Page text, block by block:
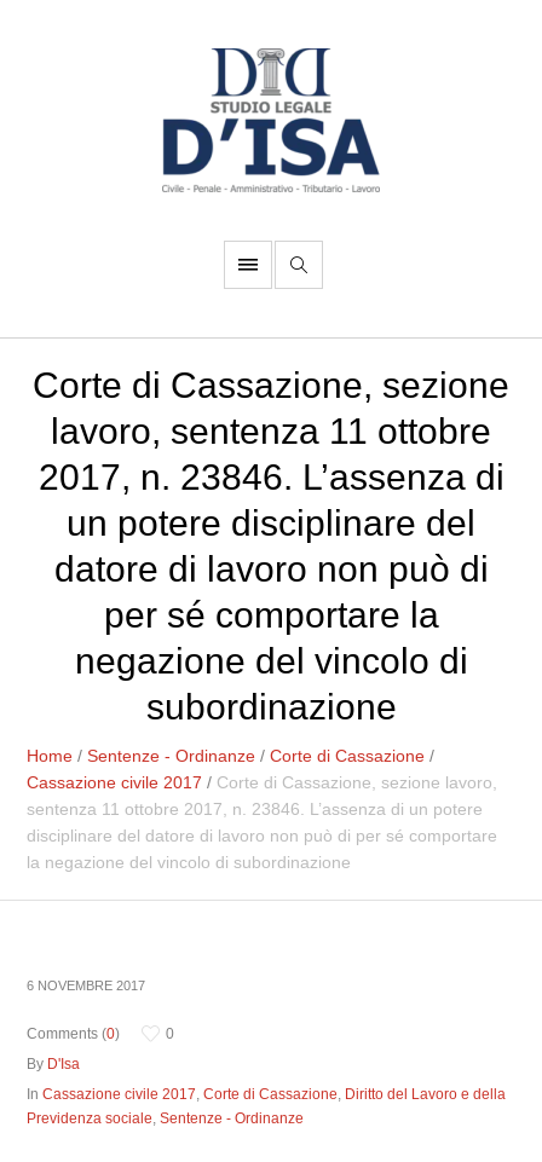
Corte di Cassazione, sezione
lavoro, sentenza 11 ottobre
2017, n. 23846. L’assenza di
un potere disciplinare del
datore di lavoro non può di
per sé comportare la
negazione del vincolo di
subordinazione
Home /Sentenze - Ordinanze /Corte di Cassazione /
Cassazione civile 2017 / Corte di Cassazione, sezione lavoro,
sentenza 11 ottobre 2017, n. 23846. L’assenza di un potere
disciplinare del datore di lavoro non può di per sé comportare
la negazione del vincolo di subordinazione
6 NOVEMBRE 2017
Comments (0)
0
By D'Isa
InCassazione civile 2017,Corte di Cassazione, Diritto del Lavoro e della
Previdenza sociale,Sentenze - Ordinanze